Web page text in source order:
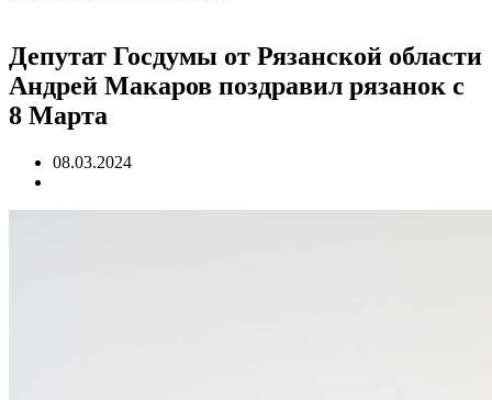
Депутат Госдумы от Рязанской области
Андрей Макаров поздравил рязанок с
8 Марта
08.03.2024